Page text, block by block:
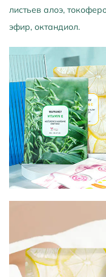
листьев алоэ,
эфир, октандиол.